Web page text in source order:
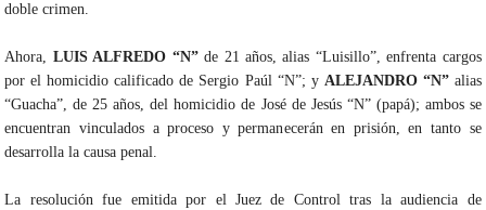
doble crimen.
Ahora, LUIS ALFREDO “N”de 21 años, alias “Luisillo”, enfrenta cargos
por el homicidio calificado de Sergio Paúl “N”; y ALEJANDRO “N”alias
“Guacha”, de 25 años, del homicidio de José de Jesús “N” (papá); ambos se
encuentran vinculados a proceso y permanecerán en prisión, en tanto se
desarrolla la causa penal.
La resolución fue emitida por el Juez de Control tras la audiencia de